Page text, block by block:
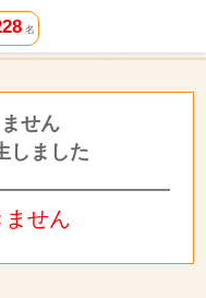
名
せん
しました
せん